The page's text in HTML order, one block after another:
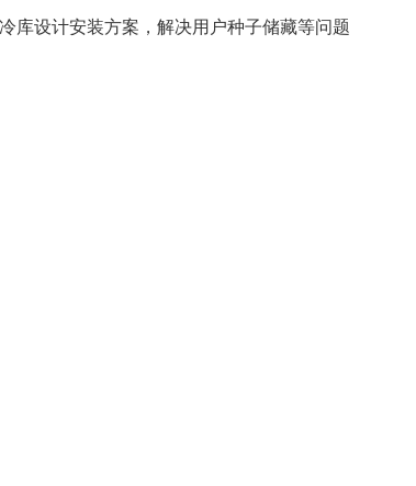
库设计安装方案，解决用户种子储藏等问题